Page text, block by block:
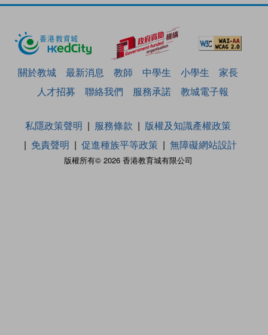
關於教城 最新消息 教師 中學生 小學生
家長
人才招募
聯絡我們 服務承諾 教城電子報
版權所有© 2026 香港教育城有限公司
私隱政策聲明 服務條款
版權及知識產權政策
免責聲明
促進種族平等政策 無障礙網站設計